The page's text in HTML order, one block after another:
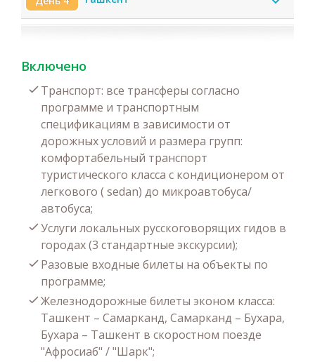
Включено
Транспорт: все трансферы согласно
программе и транспортным
спецификациям в зависимости от
дорожных условий и размера групп:
комфортабельный транспорт
туристического класса с кондиционером от
легкового ( sedan) до микроавтобуса/
автобуса;
Услуги локальных русскоговорящих гидов в
городах (3 стандартные экскурсии);
Разовые входные билеты на объекты по
программе;
Железнодорожные билеты эконом класса:
Ташкент – Самарканд, Самарканд – Бухара,
Бухара – Ташкент в скоростном поезде
"Афросиаб" / "Шарк";